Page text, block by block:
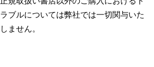
ラブルについては弊社では一切関与いた
しません。